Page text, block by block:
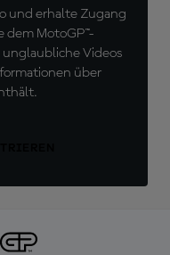
und erhalte Zugang
dem MotoGP™-
Videos
über